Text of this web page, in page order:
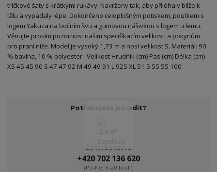
tričkové šaty s krátkými rukávy: Navrženy tak, aby přiléhaly blíže k
tělu a vypadaly lépe. Dokončeno celoplošným potiskem, poutkem s
logem Yakuza na bočním švu a gumovou nášivkou s logem u lemu.
Věnujte prosím pozornost našim specifikacím velikosti a pokynům
pro praní níže. Model je vysoký 1,73 m a nosí velikost S. Materiál: 90
% bavlna, 10 % polyester Velikost Hrudník (cm) Pas (cm) Délka (cm)
XS 45 45 90 S 47 47 92 M 49 49 91 L 925 XL 51 5 55 55 100
Potřebujete poradit?
Žanet Bandová
+420 702 136 620
(Po-Ne, 8-20 hod.)